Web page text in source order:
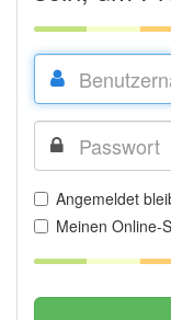
Angemeldet
Meinen Online-